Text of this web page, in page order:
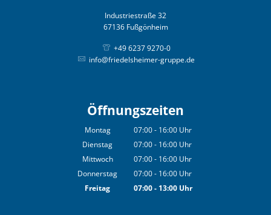
Industriestraße 32
67136 Fußgönheim
+49 6237 9270-0
info@friedelsheimer-gruppe.de
Öffnungszeiten
Montag 07:00- 16:00 Uhr
Von 07:00 bis 16:00 Uhr
Dienstag 07:00- 16:00 Uhr
Von 07:00 bis 16:00 Uhr
Mittwoch 07:00- 16:00 Uhr
Von 07:00 bis 16:00 Uhr
Donnerstag 07:00- 16:00 Uhr
Von 07:00 bis 16:00 Uhr
Freitag 07:00- 13:00Uhr